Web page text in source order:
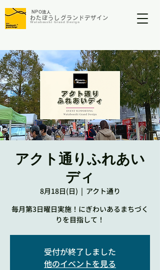
NPO法人
わたぼうしグランドデザイン​​​
​Wataboushi Grand Design
アクト通りふれあい
ディ
8月18日(日)
  |
アクト通り
毎月第3日曜日実施！にぎわいあるまちづく
りを目指して！
受付が終了しました
他のイベントを見る